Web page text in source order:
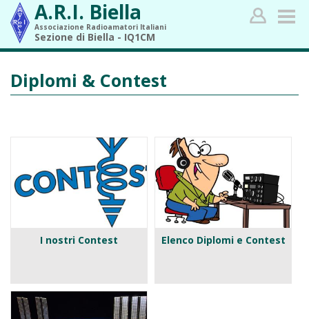
A.R.I. Biella
Associazione Radioamatori Italiani
Sezione di Biella - IQ1CM
Diplomi & Contest
I nostri Contest Elenco Diplomi e Contest